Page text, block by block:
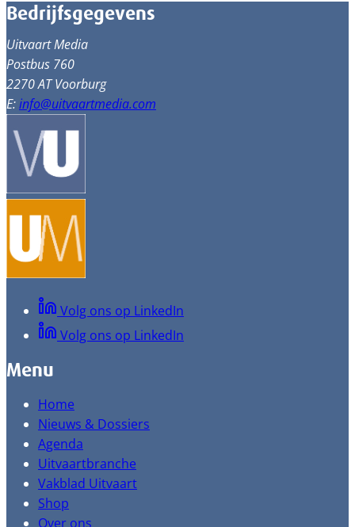
Bedrijfsgegevens
Uitvaart Media
Postbus 760
2270 AT Voorburg
E:info@uitvaartmedia.com
Volg ons op LinkedIn
Volg ons op LinkedIn
Menu
Home
Nieuws & Dossiers
Agenda
Uitvaartbranche
Vakblad Uitvaart
Shop
Over ons